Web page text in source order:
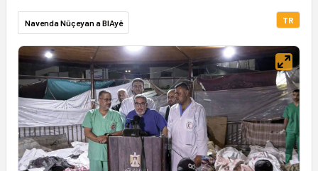
Navenda Nûçeyan a BIAyê TR